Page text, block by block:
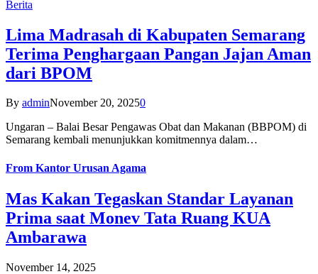
Berita
Lima Madrasah di Kabupaten Semarang
Terima Penghargaan Pangan Jajan Aman
dari BPOM
By adminNovember 20, 20250
Ungaran – Balai Besar Pengawas Obat dan Makanan (BBPOM) di
Semarang kembali menunjukkan komitmennya dalam…
From Kantor Urusan Agama
Mas Kakan Tegaskan Standar Layanan
Prima saat Monev Tata Ruang KUA
Ambarawa
November 14, 2025